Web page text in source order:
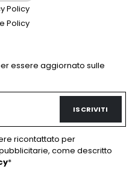
Policy
Policy
essere aggiornato sulle
ISCRIVITI
ricontattato per
come descritto
*